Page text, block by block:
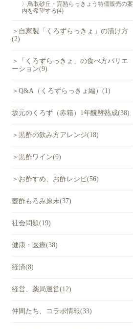
〉鳥取砂丘・完熟らっきょう特価販売の案
内を希望する(4)
＞自家製「くろずらっきょ」の漬け方
(2)
＞「くろずらっきょ」の食べ方バリエ
ーション(9)
＞Q&A（くろずらっきょ編）(1)
坂元のくろず（赤箱）1年醗酵熟成(38)
＞黒酢の飲み方アレンジ(18)
＞黒酢ワイン(9)
＞お酢すめ、お酢レシピ(56)
壺酢もろみ原末(37)
社会問題(19)
健康・医療(38)
経済(8)
経営、薬局運営(12)
仲間たち、コラボ情報(33)